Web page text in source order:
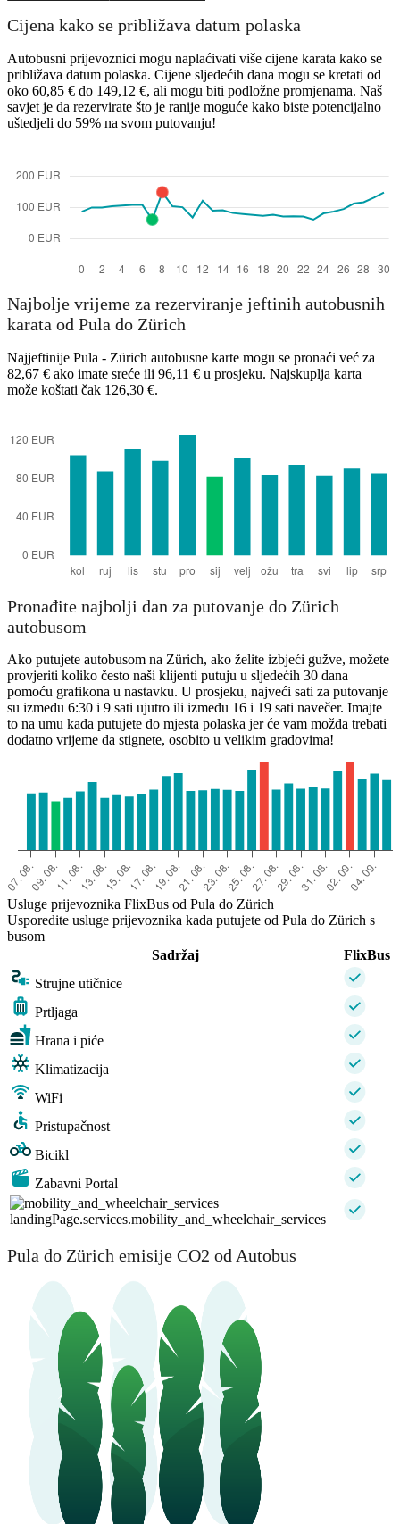
Cijena kako se približava datum polaska
Autobusni prijevoznici mogu naplaćivati ​​više cijene karata kako se
približava datum polaska. Cijene sljedećih dana mogu se kretati od
oko 60,85 € do 149,12 €, ali mogu biti podložne promjenama. Naš
savjet je da rezervirate što je ranije moguće kako biste potencijalno
uštedjeli do 59% na svom putovanju!
Najbolje vrijeme za rezerviranje jeftinih autobusnih
karata od Pula do Zürich
Najjeftinije Pula - Zürich autobusne karte mogu se pronaći već za
82,67 € ako imate sreće ili 96,11 € u prosjeku. Najskuplja karta
može koštati čak 126,30 €.
Pronađite najbolji dan za putovanje do Zürich
autobusom
Ako putujete autobusom na Zürich, ako želite izbjeći gužve, možete
provjeriti koliko često naši klijenti putuju u sljedećih 30 dana
pomoću grafikona u nastavku. U prosjeku, najveći sati za putovanje
su između 6:30 i 9 sati ujutro ili između 16 i 19 sati navečer. Imajte
to na umu kada putujete do mjesta polaska jer će vam možda trebati
dodatno vrijeme da stignete, osobito u velikim gradovima!
Usluge prijevoznika FlixBus od Pula do Zürich
Usporedite usluge prijevoznika kada putujete od Pula do Zürich s
busom
Sadržaj
FlixBus
Strujne utičnice
Prtljaga
Hrana i piće
Klimatizacija
WiFi
Pristupačnost
Bicikl
Zabavni Portal
landingPage.services.mobility_and_wheelchair_services
Pula do Zürich emisije CO2 od Autobus